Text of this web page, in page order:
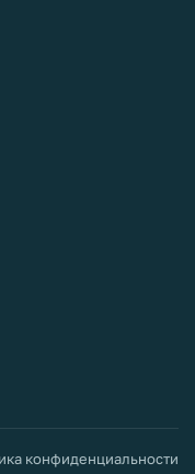
конфиденциальности